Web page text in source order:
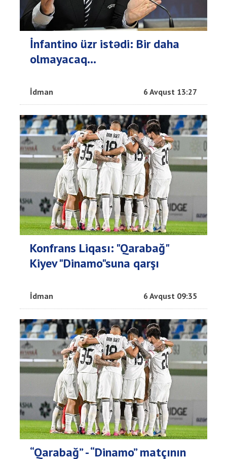
İnfantino üzr istədi: Bir daha
olmayacaq…
İdman 6 Avqust 13:27
Konfrans Liqası: "Qarabağ"
Kiyev "Dinamo"suna qarşı
İdman 6 Avqust 09:35
“Qarabağ” - “Dinamo” matçının